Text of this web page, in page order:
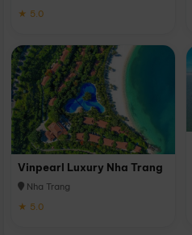
★ 5.0
Vinpearl Luxury Nha Trang
Nha Trang
★ 5.0